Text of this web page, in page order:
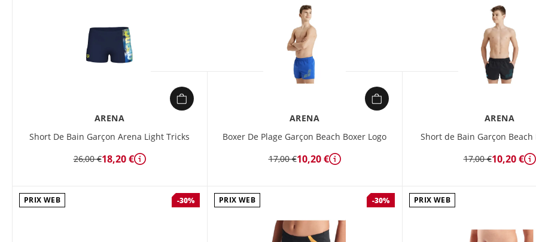
ARENA
Short De Bain Garçon Arena Light Tricks
26,00 €18,20 € Détails
ARENA
Boxer De Plage Garçon Beach Boxer Logo
17,00 €10,20 € Détails
ARENA
Short de Bain Garçon Beach
17,00 €10,20 €
PRIX WEB -30% PRIX WEB -30% PRIX WEB